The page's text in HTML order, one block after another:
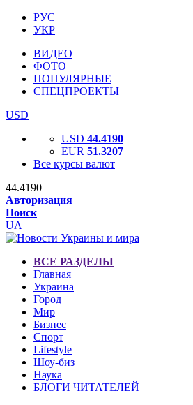
РУС
УКР
ВИДЕО
ФОТО
ПОПУЛЯРНЫЕ
СПЕЦПРОЕКТЫ
USD
USD 44.4190
EUR 51.3207
Все курсы валют
44.4190
Авторизация
Поиск
UA
ВСЕ РАЗДЕЛЫ
Главная
Украина
Город
Мир
Бизнес
Спорт
Lifestyle
Шоу-биз
Наука
БЛОГИ ЧИТАТЕЛЕЙ